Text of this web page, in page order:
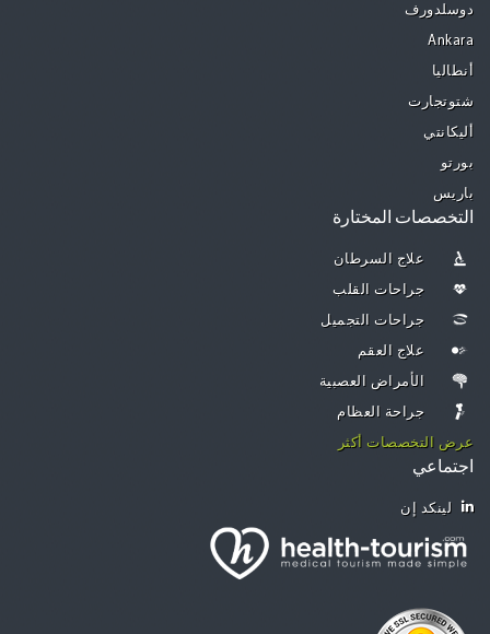
دوسلدورف
Ankara
أنطاليا
شتوتجارت
أليكانتي
بورتو
باريس
التخصصات المختارة
علاج السرطان
جراحات القلب
جراحات التجميل
علاج العقم
الأمراض العصبية
جراحة العظام
عرض التخصصات أكثر
اجتماعي
لينكد إن